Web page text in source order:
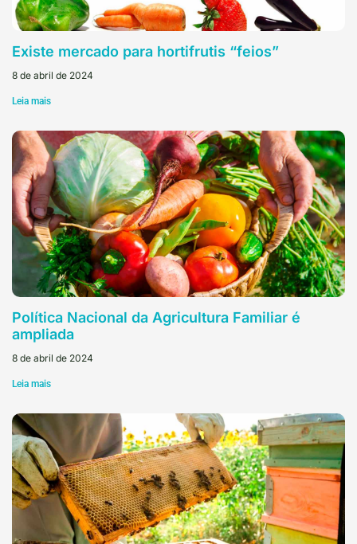
Existe mercado para hortifrutis “feios”
8 de abril de 2024
Leia mais
Política Nacional da Agricultura Familiar é
ampliada
8 de abril de 2024
Leia mais